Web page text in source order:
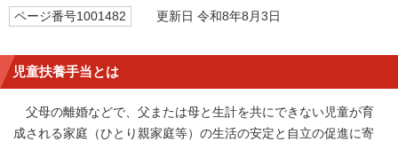
ページ番号1001482 更新日 令和8年8月3日
児童扶養手当とは
父母の離婚などで、父または母と生計を共にできない児童が育
成される家庭（ひとり親家庭等）の生活の安定と自立の促進に寄